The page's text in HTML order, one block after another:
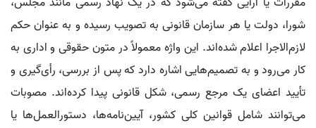
شورا، دولت یا هر سازمان قانونی به تصویب رسیده و به عنوان حکم
لازم‌الاجرا اعلام شده‌اند. این واژه معمولاً در متون حقوقی و اداری به
کار می‌رود و به تصمیم‌هایی اشاره دارد که پس از بررسی، رأی‌گیری و
تأیید اعضای یک مرجع رسمی، شکل قانونی پیدا کرده‌اند. مصوبات
می‌توانند شامل قوانین کلی کشور، آیین‌نامه‌ها، دستورالعمل‌ها یا